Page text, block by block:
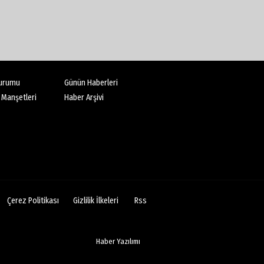
Günün Haberleri
Haber Arşivi
Çerez Politikası Gizlilik İlkeleri Rss
Haber Yazılımı